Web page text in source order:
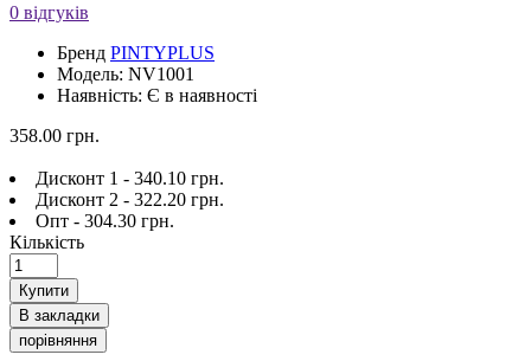
0 відгуків
Бренд PINTYPLUS
Модель: NV1001
Наявність: Є в наявності
358.00 грн.
Дисконт 1 - 340.10 грн.
Дисконт 2 - 322.20 грн.
Опт - 304.30 грн.
Кількість
Купити
В закладки
порівняння